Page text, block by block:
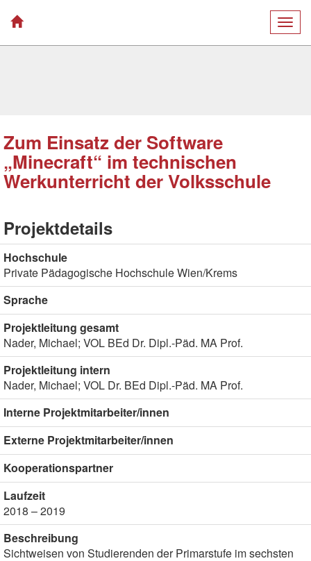
Zum Einsatz der Software
„Minecraft“ im technischen
Werkunterricht der Volksschule
Projektdetails
Hochschule
Private Pädagogische Hochschule Wien/Krems
Sprache
Projektleitung gesamt
Nader, Michael; VOL BEd Dr. Dipl.-Päd. MA Prof.
Projektleitung intern
Nader, Michael; VOL Dr. BEd Dipl.-Päd. MA Prof.
Interne Projektmitarbeiter/innen
Externe Projektmitarbeiter/innen
Kooperationspartner
Laufzeit
2018 – 2019
Beschreibung
Sichtweisen von Studierenden der Primarstufe im sechsten